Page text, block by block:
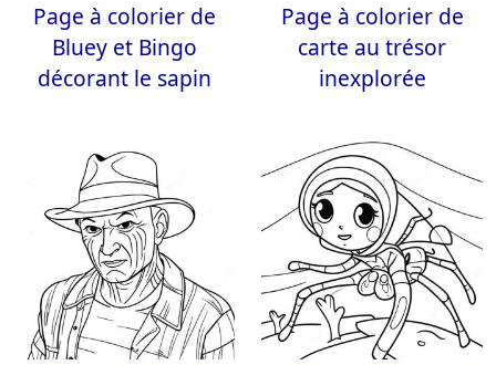
Page à colorier de
Bluey et Bingo
décorant le sapin
Page à colorier de
carte au trésor
inexplorée